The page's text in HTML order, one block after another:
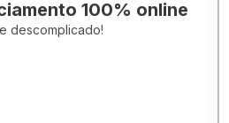
100% online
descomplicado!